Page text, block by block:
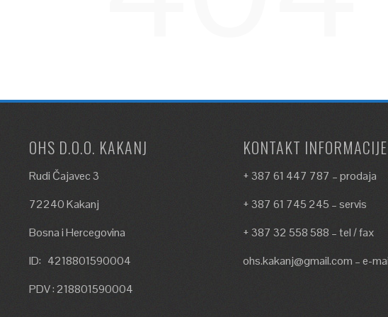
OHS D.O.O. KAKANJ
Rudi Čajavec 3
72240 Kakanj
Bosna i Hercegovina
ID: 4218801590004
PDV : 218801590004
KONTAKT INFORMACIJE
+ 387 61 447 787 – prodaja
+ 387 61 745 245 – servis
+ 387 32 558 588 – tel / fax
ohs.kakanj@gmail.com – e-